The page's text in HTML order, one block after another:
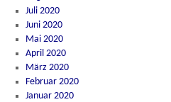
Juli 2020
Juni 2020
Mai 2020
April 2020
März 2020
Februar 2020
Januar 2020